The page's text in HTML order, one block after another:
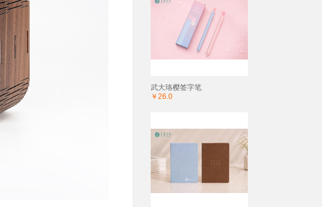
武大珞樱签字笔
￥26.0